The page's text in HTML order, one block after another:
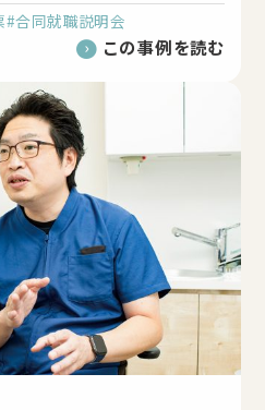
#合同就職説明会
この事例を読む